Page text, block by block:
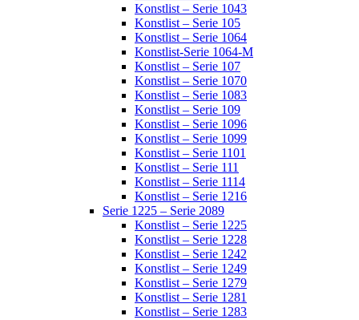
Konstlist – Serie 1043
Konstlist – Serie 105
Konstlist – Serie 1064
Konstlist-Serie 1064-M
Konstlist – Serie 107
Konstlist – Serie 1070
Konstlist – Serie 1083
Konstlist – Serie 109
Konstlist – Serie 1096
Konstlist – Serie 1099
Konstlist – Serie 1101
Konstlist – Serie 111
Konstlist – Serie 1114
Konstlist – Serie 1216
Serie 1225 – Serie 2089
Konstlist – Serie 1225
Konstlist – Serie 1228
Konstlist – Serie 1242
Konstlist – Serie 1249
Konstlist – Serie 1279
Konstlist – Serie 1281
Konstlist – Serie 1283